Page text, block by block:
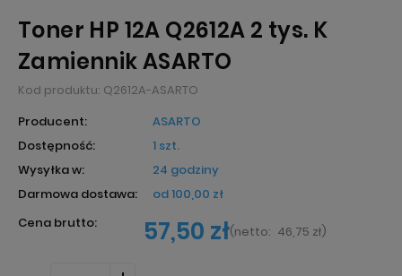
Toner HP 12A Q2612A 2 tys. K
Zamiennik ASARTO
Kod produktu: Q2612A-ASARTO
Producent:
ASARTO
Dostępność:
1 szt.
Wysyłka w:
24 godziny
Darmowa dostawa:
od 100,00 zł
Cena brutto:
57,50 zł(netto: 46,75 zł)